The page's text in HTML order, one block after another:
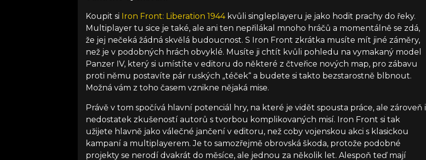
Koupit si Iron Front: Liberation 1944kvůli singleplayeru je jako hodit prachy do řeky.
Multiplayer tu sice je také, ale ani ten nepřilákal mnoho hráčů a momentálně se zdá,
že jej nečeká žádná skvělá budoucnost. S Iron Front zkrátka musíte mít jiné záměry,
než je v podobných hrách obvyklé. Musíte ji chtít kvůli pohledu na vymakaný model
Panzer IV, který si umístíte v editoru do některé z čtveřice nových map, pro zábavu
proti němu postavíte pár ruských „téček“ a budete si takto bezstarostně blbnout.
Možná vám z toho časem vznikne nějaká mise.
Právě v tom spočívá hlavní potenciál hry, na které je vidět spousta práce, ale zároveň i
nedostatek zkušeností autorů s tvorbou komplikovaných misí. Iron Front si tak
užijete hlavně jako válečné jančení v editoru, než coby vojenskou akci s klasickou
kampaní a multiplayerem. Je to samozřejmě obrovská škoda, protože podobné
projekty se nerodí dvakrát do měsíce, ale jednou za několik let. Alespoň teď mají